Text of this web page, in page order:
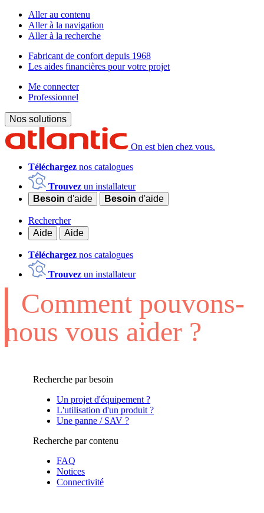
Aller au contenu
Aller à la navigation
Aller à la recherche
Fabricant de confort depuis 1968
Les aides financières pour votre projet
Me connecter
Professionnel
Nos solutions
On est bien chez vous.
Téléchargez nos catalogues
Trouvez un installateur
Besoin d'aide Besoin d'aide
Rechercher
Aide
Aide
Téléchargez nos catalogues
Trouvez un installateur
Comment pouvons-
nous vous aider ?
Recherche par besoin
Un projet d'équipement ?
L'utilisation d'un produit ?
Une panne / SAV ?
Recherche par contenu
FAQ
Notices
Connectivité